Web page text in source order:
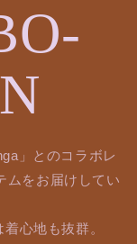
」とのコラボレ
ムをお届けしてい
心地も抜群。